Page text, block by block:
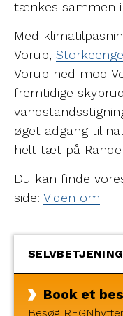
SELVBETJENING
Book et
Besøg
tænkes sammen i
Med
Vorup,
Vorup ned mod
fremtidige
øget adgang til
helt tæt på
Du kan finde
side: Viden om